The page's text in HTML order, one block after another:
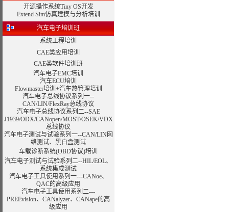
开源操作系统Tiny OS开发
Extend Sim仿真建模与分析培训
汽车电子培训班
系统工程培训
CAE类应用培训
CAE类软件培训班
汽车电子EMC培训
汽车ECU培训
Flowmaster培训+汽车热管理培训
汽车电子总线协议系列一--
CAN/LIN/FlexRay总线协议
汽车电子总线协议系列二--SAE
J1939/ODX/CANopen/MOST/OSEK/VDX
总线协议
汽车电子测试与试验系列一--CAN/LIN网
络测试、黑白盒测试
车载诊断系统(OBD协议)培训
汽车电子测试与试验系列二--HIL/EOL、
系统集成测试
汽车电子工具使用系列一---CANoe、
QAC的高级应用
汽车电子工具使用系列二---
PREEvision、CANalyzer、CANape的高
级应用